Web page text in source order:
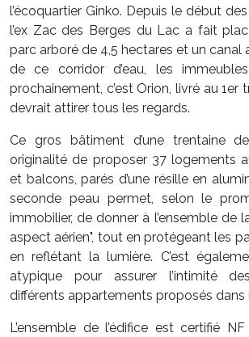
l’écoquartier Ginko. Depuis le début
l’ex Zac des Berges du Lac a fait
parc arboré de 4,5 hectares et un canal
de ce corridor d’eau, les
prochainement, c’est Orion, livré au 1er
devrait attirer tous les regards.
Ce gros bâtiment d’une trentaine
originalité de proposer 37 logements
et balcons, parés d’une résille en
seconde peau permet, selon le
immobilier, de donner à l’ensemble de
aspect aérien", tout en protégeant les
en reflétant la lumière. C’est
atypique pour assurer l’intimité
différents appartements proposés dans
L’ensemble de l’édifice est certifié